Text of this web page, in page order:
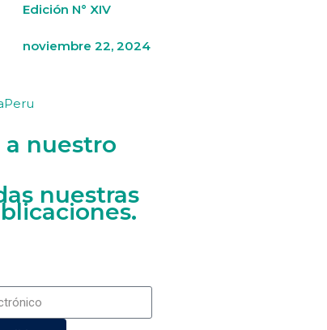
Edición N° XIV
noviembre 22, 2024
nuestro
nuestras